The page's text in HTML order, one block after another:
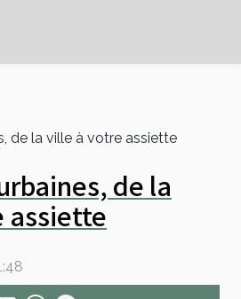
de la ville à votre assiette
de la
assiette